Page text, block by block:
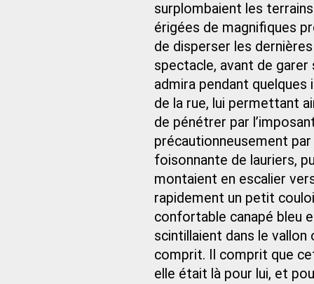
surplombaient les
érigées de magnifiques
de disperser les
spectacle, avant de
admira pendant
de la rue, lui permettant
de pénétrer par
précautionneusement
foisonnante de lauriers,
montaient en escalier
rapidement un petit
confortable canapé bleu
scintillaient dans le vallon
comprit. Il comprit que
elle était là pour lui, et